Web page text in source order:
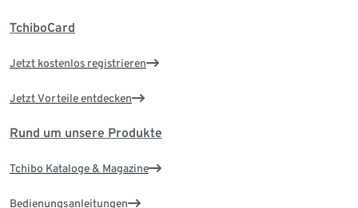
TchiboCard
Jetzt kostenlos registrieren
Jetzt Vorteile entdecken
Rund um unsere Produkte
Tchibo Kataloge & Magazine
Bedienungsanleitungen